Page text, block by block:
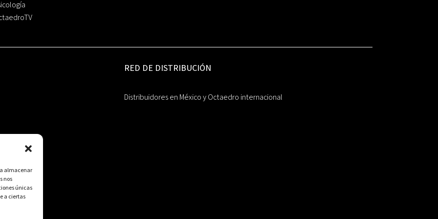
almacenar
nos
únicas
a ciertas
RED DE DISTRIBUCIÓN
Distribuidores en México y Octaedro internacional